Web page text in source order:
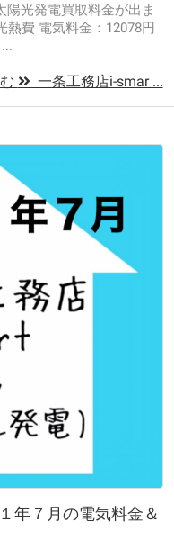
陽光発電買取料金が出ま
熱費 電気料金：12078円
一条工務店i-smar ...
年７月の電気料金＆